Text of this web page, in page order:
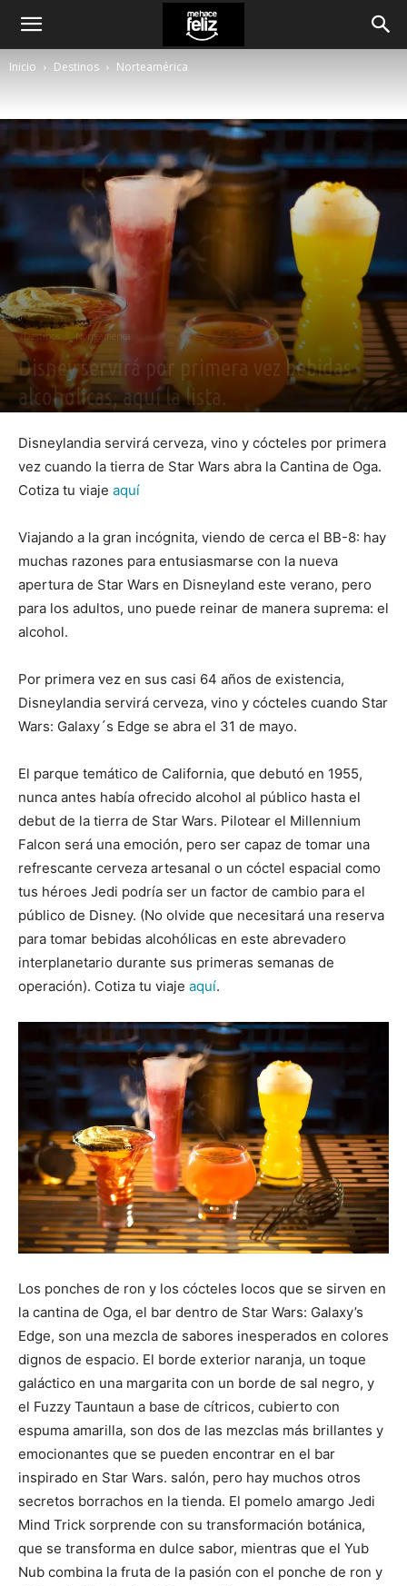
Inicio Destinos Norteamérica
Destinos Norteamérica
Disney servirá por primera vez bebidas
alcohólicas, aquí la lista.
Disneylandia servirá cerveza, vino y cócteles por primera
vez cuando la tierra de Star Wars abra la Cantina de Oga.
Cotiza tu viaje aquí
Viajando a la gran incógnita, viendo de cerca el BB-8: hay
muchas razones para entusiasmarse con la nueva
apertura de Star Wars en Disneyland este verano, pero
para los adultos, uno puede reinar de manera suprema: el
alcohol.
Por primera vez en sus casi 64 años de existencia,
Disneylandia servirá cerveza, vino y cócteles cuando Star
Wars: Galaxy´s Edge se abra el 31 de mayo.
El parque temático de California, que debutó en 1955,
nunca antes había ofrecido alcohol al público hasta el
debut de la tierra de Star Wars. Pilotear el Millennium
Falcon será una emoción, pero ser capaz de tomar una
refrescante cerveza artesanal o un cóctel espacial como
tus héroes Jedi podría ser un factor de cambio para el
público de Disney. (No olvide que necesitará una reserva
para tomar bebidas alcohólicas en este abrevadero
interplanetario durante sus primeras semanas de
operación). Cotiza tu viaje aquí.
Los ponches de ron y los cócteles locos que se sirven en
la cantina de Oga, el bar dentro de Star Wars: Galaxy’s
Edge, son una mezcla de sabores inesperados en colores
dignos de espacio. El borde exterior naranja, un toque
galáctico en una margarita con un borde de sal negro, y
el Fuzzy Tauntaun a base de cítricos, cubierto con
espuma amarilla, son dos de las mezclas más brillantes y
emocionantes que se pueden encontrar en el bar
inspirado en Star Wars. salón, pero hay muchos otros
secretos borrachos en la tienda. El pomelo amargo Jedi
Mind Trick sorprende con su transformación botánica,
que se transforma en dulce sabor, mientras que el Yub
Nub combina la fruta de la pasión con el ponche de ron y